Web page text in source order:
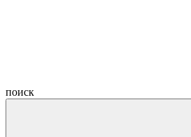
поиск